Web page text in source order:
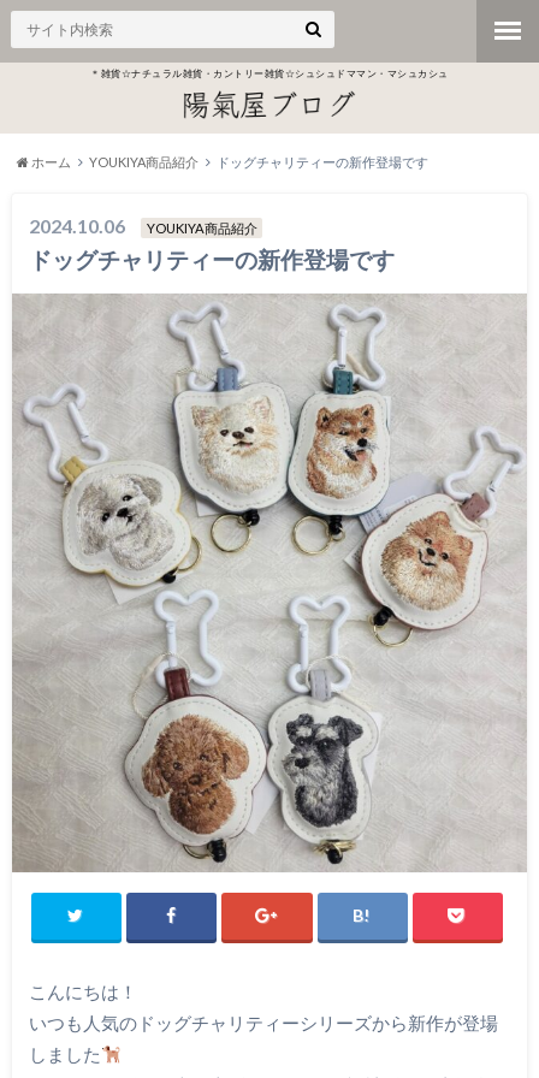
＊雑貨☆ナチュラル雑貨・カントリー雑貨☆シュシュドママン・マシュカシュ
ホーム YOUKIYA商品紹介 ドッグチャリティーの新作登場です
2024.10.06 YOUKIYA商品紹介
ドッグチャリティーの新作登場です
こんにちは！
いつも人気のドッグチャリティーシリーズから新作が登場
しました